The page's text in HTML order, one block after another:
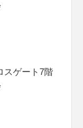
スゲート7階